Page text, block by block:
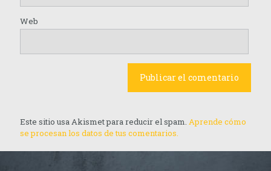
Web
Este sitio usa Akismet para reducir el spam. Aprende cómo
se procesan los datos de tus comentarios.